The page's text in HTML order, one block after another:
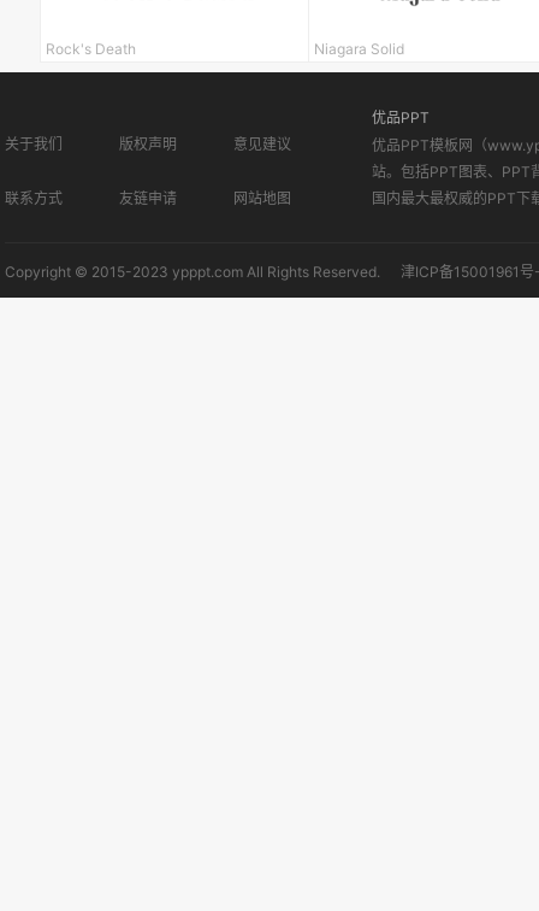
Rock's Death Niagara Solid
关于我们 版权声明 意见建议
联系方式 友链申请 网站地图
优品PPT
优品PPT模板网（
站。包括PPT图表、PPT
国内最大最权威的PPT下
Copyright © 2015-2023 ypppt.com All Rights Reserved. 津ICP备15001961号